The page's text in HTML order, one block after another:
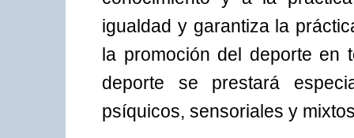
igualdad y garantiza la
la promoción del deporte en
deporte se prestará
psíquicos, sensoriales y